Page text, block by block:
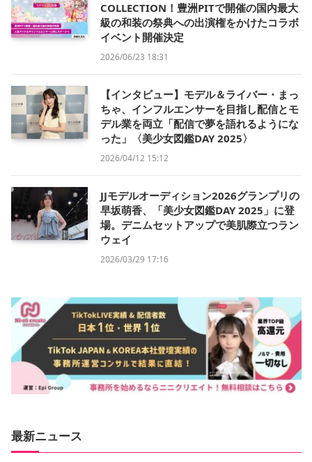
COLLECTION！豊洲PITで開催の国内最大
級の和装の祭典への出演権をかけたコラボ
イベント開催決定
2026/06/23 18:31
【インタビュー】モデル＆ライバー・まっ
ちゃ、インフルエンサーを目指し配信とモ
デル業を両立「配信で夢を語れるようにな
った」〈美少女図鑑DAY 2025〉
2026/04/12 15:12
JJモデルオーディション2026グランプリの
早坂萌香、「美少女図鑑DAY 2025」に登
場。デニムセットアップで美肌際立つラン
ウェイ
2026/03/29 17:16
最新ニュース